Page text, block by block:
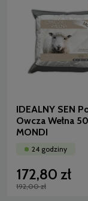
IDEALNY SEN
Owcza Wełna
MONDI
24 godziny
172,80 zł
192,00 zł